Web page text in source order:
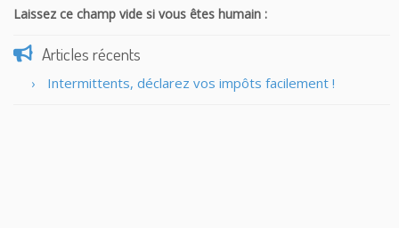
Laissez ce champ vide si vous êtes humain :
Articles récents
Intermittents, déclarez vos impôts facilement !